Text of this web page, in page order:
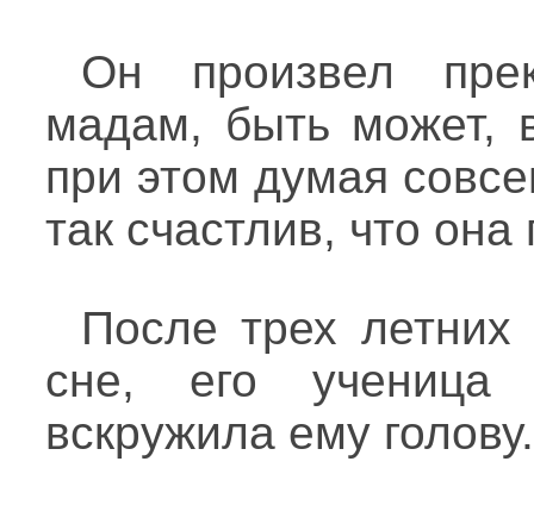
Он произвел
мадам, быть может,
при этом думая
так счастлив, что
После трех
сне, его ученица
вскружила ему голову.